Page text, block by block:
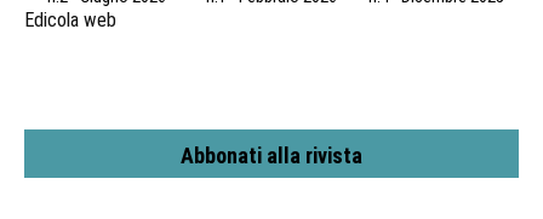
Edicola web
Abbonati alla rivista